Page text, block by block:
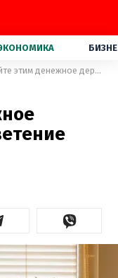
Полейте этим денежное дерево и пышное цветение обеспечено